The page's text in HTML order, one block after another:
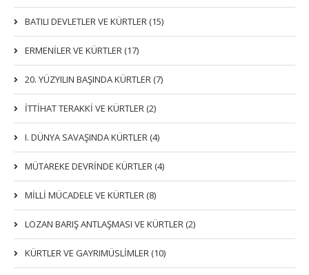
BATILI DEVLETLER VE KÜRTLER (15)
ERMENİLER VE KÜRTLER (17)
20. YÜZYILIN BAŞINDA KÜRTLER (7)
İTTIHAT TERAKKI VE KÜRTLER (2)
I. DÜNYA SAVAŞINDA KÜRTLER (4)
MÜTAREKE DEVRİNDE KÜRTLER (4)
MİLLİ MÜCADELE VE KÜRTLER (8)
LOZAN BARIŞ ANTLAŞMASI VE KÜRTLER (2)
KÜRTLER VE GAYRIMÜSLIMLER (10)